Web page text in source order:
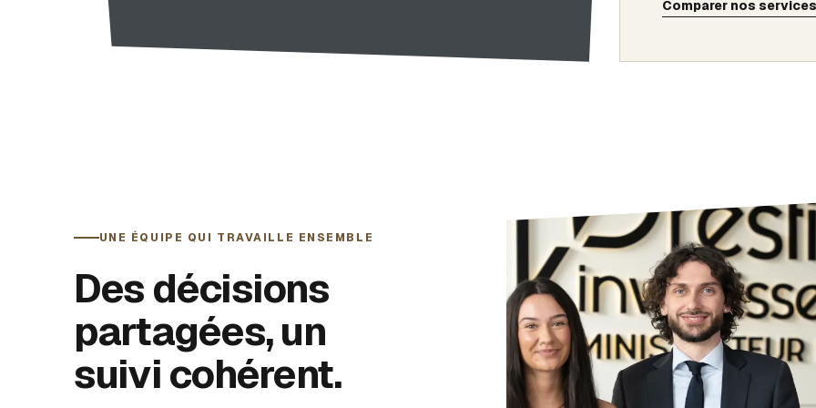
Comparer nos
UNE ÉQUIPE QUI TRAVAILLE ENSEMBLE
Des décisions
partagées, un
suivi cohérent.